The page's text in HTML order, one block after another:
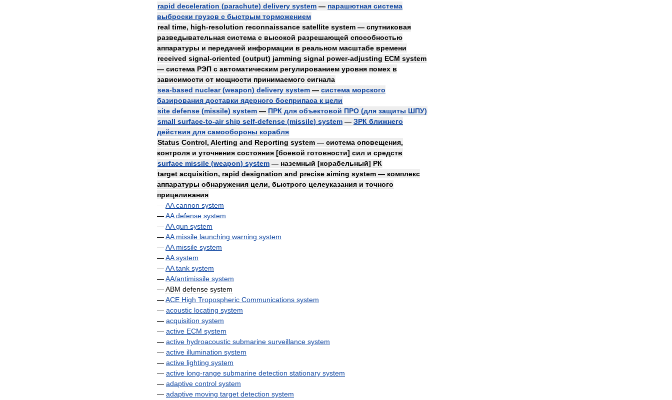
rapid deceleration (parachute) delivery system — парашютная система
выброски грузов с быстрым торможением
real time, high-resolution reconnaissance satellite system — спутниковая
разведывательная система с высокой разрешающей способностью
аппаратуры и передачей информации в реальном масштабе времени
received signal-oriented (output) jamming signal power-adjusting ECM system
— система РЭП с автоматическим регулированием уровня помех в
зависимости от мощности принимаемого сигнала
sea-based nuclear(weapon) delivery system — система морского
базирования доставки ядерного боеприпаса к цели
site defense (missile) system — ПРК для объектовой ПРО (для защиты ШПУ)
small surface-to-air ship self-defense (missile) system — ЗРК ближнего
действия для самообороны корабля
Status Control, Alerting and Reporting system — система оповещения,
контроля и уточнения состояния [боевой готовности] сил и средств
surface missile (weapon) system — наземный [корабельный] РК
target acquisition, rapid designation and precise aiming system — комплекс
аппаратуры обнаружения цели, быстрого целеуказания и точного
прицеливания
—AA cannon system
—AA defense system
—AA gun system
—AA missile launching warning system
—AA missile system
—AA system
—AA tank system
—AA/antimissile system
—ABM defense system
—ACE High Tropospheric Communications system
— acoustic locating system
— acquisition system
— active ECM system
— active hydroacoustic submarine surveillance system
— active illumination system
— active lighting system
— active long-range submarine detection stationary system
— adaptive control system
— adaptive moving target detection system